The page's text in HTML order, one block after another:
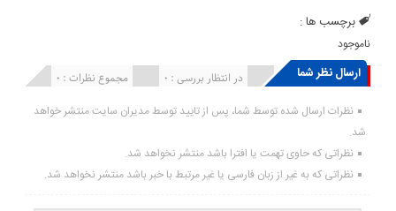
برچسب ها :
ناموجود
ارسال نظر شما مجموع نظرات : 0 در انتظار بررسی : 0 انتشار یافته : ۰
نظرات ارسال شده توسط شما، پس از تایید توسط مدیران سایت منتشر خواهد
شد.
نظراتی که حاوی تهمت یا افترا باشد منتشر نخواهد شد.
نظراتی که به غیر از زبان فارسی یا غیر مرتبط با خبر باشد منتشر نخواهد شد.